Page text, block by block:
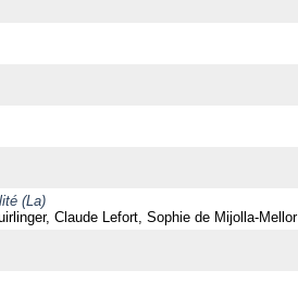
(La)
Claude Lefort, Sophie de Mijolla-Mellor